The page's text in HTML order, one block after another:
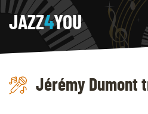
JAZZ4YOU
Jérémy Dumont